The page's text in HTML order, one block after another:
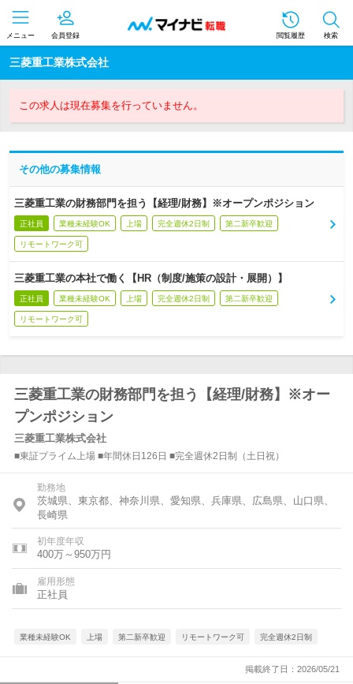
メニュー 会員登録 閲覧履歴 検索
三菱重工業株式会社
この求人は現在募集を行っていません。
その他の募集情報
三菱重工業の財務部門を担う【経理/財務】※オープンポジション
正社員 業種未経験OK 上場 完全週休2日制 第二新卒歓迎
リモートワーク可
三菱重工業の本社で働く【HR（制度/施策の設計・展開）】
正社員 業種未経験OK 上場 完全週休2日制 第二新卒歓迎
リモートワーク可
三菱重工業の財務部門を担う【経理/財務】※オー
プンポジション
三菱重工業株式会社
■東証プライム上場 ■年間休日126日 ■完全週休2日制（土日祝）
勤務地
茨城県、東京都、神奈川県、愛知県、兵庫県、広島県、山口県、
長崎県
初年度年収
400万～950万円
雇用形態
正社員
業種未経験OK 上場 第二新卒歓迎 リモートワーク可 完全週休2日制
掲載終了日：2026/05/21